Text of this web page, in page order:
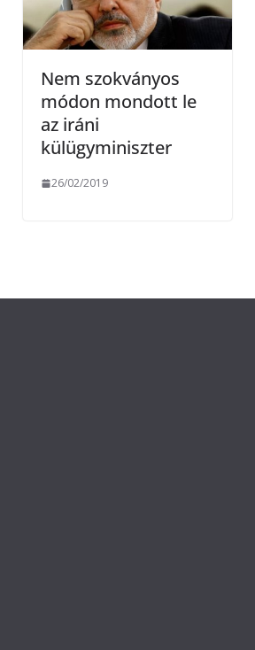
Nem szokványos
módon mondott le
az iráni
külügyminiszter
26/02/2019